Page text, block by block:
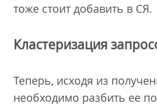
тоже стоит добавить в СЯ.
Кластеризация
Теперь, исходя из
необходимо разбить ее